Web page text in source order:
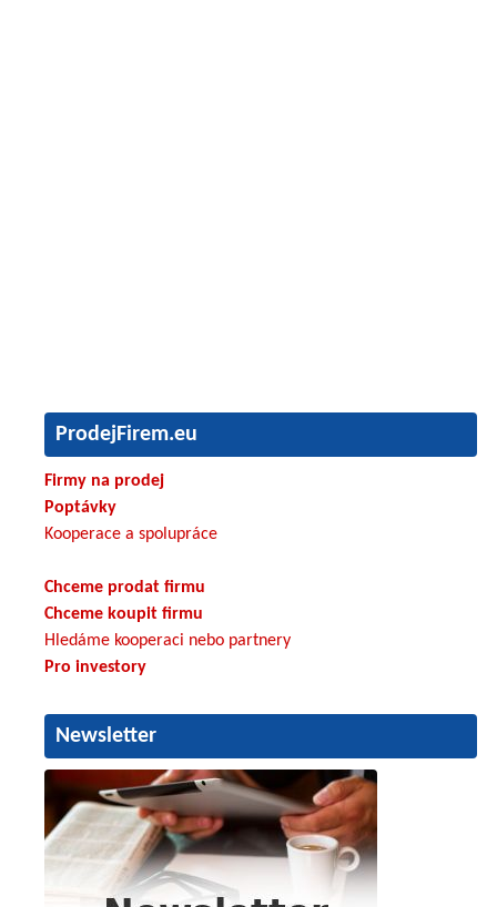
ProdejFirem.eu
Firmy na prodej
Poptávky
Kooperace a spolupráce
Chceme prodat firmu
Chceme koupit firmu
Hledáme kooperaci nebo partnery
Pro investory
Newsletter